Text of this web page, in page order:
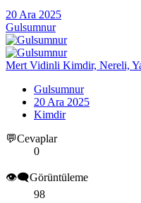
20 Ara 2025
Gulsumnur
Mert Vidinli Kimdir, Nereli,
Gulsumnur
20 Ara 2025
Kimdir
💬Cevaplar
0
👁️‍🗨️Görüntüleme
98